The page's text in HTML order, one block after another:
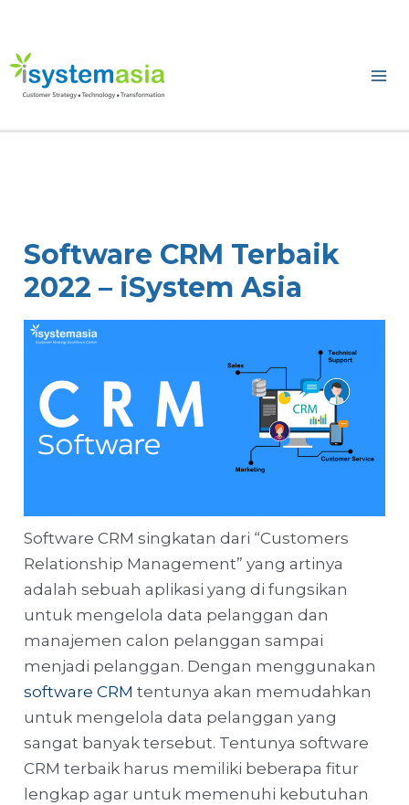
content
Software CRM Terbaik
2022 – iSystem Asia
Software CRM singkatan dari “Customers
Relationship Management” yang artinya
adalah sebuah aplikasi yang di fungsikan
untuk mengelola data pelanggan dan
manajemen calon pelanggan sampai
menjadi pelanggan. Dengan menggunakan
software CRM tentunya akan memudahkan
untuk mengelola data pelanggan yang
sangat banyak tersebut. Tentunya software
CRM terbaik harus memiliki beberapa fitur
lengkap agar untuk memenuhi kebutuhan